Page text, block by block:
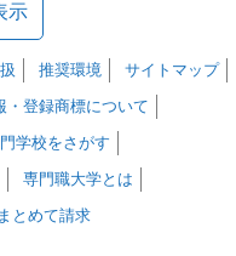
示
推奨環境
サイトマップ
・登録商標について
学校をさがす
専門職大学とは
とめて請求